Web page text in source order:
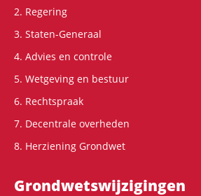
2. Regering
3. Staten-Generaal
4. Advies en controle
5. Wetgeving en bestuur
6. Rechtspraak
7. Decentrale overheden
8. Herziening Grondwet
Grondwets­wijzigingen